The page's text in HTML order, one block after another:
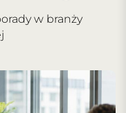
w branży